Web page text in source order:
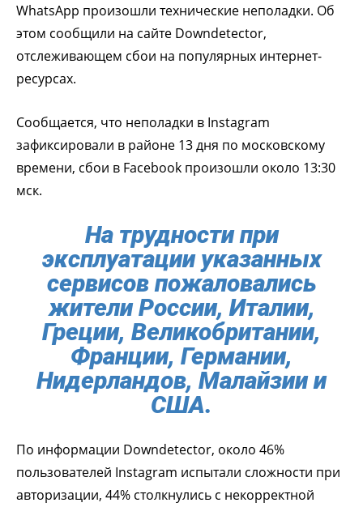
WhatsApp произошли технические неполадки. Об
этом сообщили на сайте Downdetector,
отслеживающем сбои на популярных интернет-
ресурсах.
Сообщается, что неполадки в Instagram
зафиксировали в районе 13 дня по московскому
времени, сбои в Facebook произошли около 13:30
мск.
На трудности при
эксплуатации указанных
сервисов пожаловались
жители России, Италии,
Греции, Великобритании,
Франции, Германии,
Нидерландов, Малайзии и
США.
По информации Downdetector, около 46%
пользователей Instagram испытали сложности при
авторизации, 44% столкнулись с некорректной